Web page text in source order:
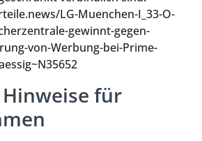
LG-Muenchen-I_33-O-
gewinnt-gegen-
von-Werbung-bei-Prime-
für